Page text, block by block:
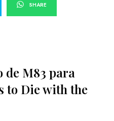
SHARE
de M83 para
to Die with the